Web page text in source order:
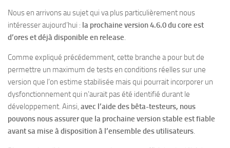
Nous en arrivons au sujet qui va plus particulièrement nous
intéresser aujourd’hui : la prochaine version 4.6.0 du core est
d’ores et déjà disponible en release.
Comme expliqué précédemment, cette branche a pour but de
permettre un maximum de tests en conditions réelles sur une
version que l’on estime stabilisée mais qui pourrait incorporer un
dysfonctionnement qui n’aurait pas été identifié durant le
développement. Ainsi, avec l’aide des bêta-testeurs, nous
pouvons nous assurer que la prochaine version stable est fiable
avant sa mise à disposition à l’ensemble des utilisateurs.